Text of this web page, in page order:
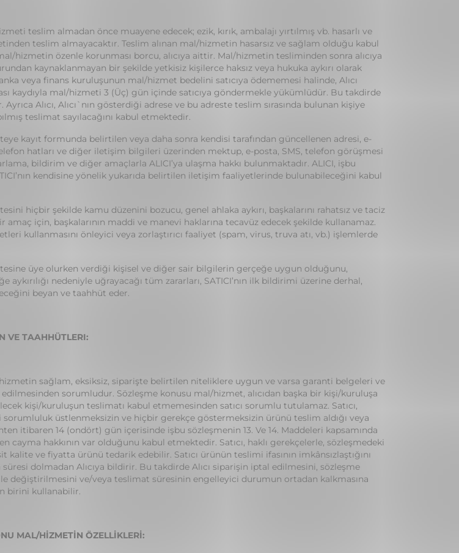
teslim almadan önce muayene edecek; ezik, kırık, ambalajı yırtılmış vb. hasarlı ve
teslim almayacaktır. Teslim alınan mal/hizmetin hasarsız ve sağlam olduğu kabul
hizmetin özenle korunması borcu, alıcıya aittir. Mal/hizmetin tesliminden sonra alıcıya
kaynaklanmayan bir şekilde yetkisiz kişilerce haksız veya hukuka aykırı olarak
veya finans kuruluşunun mal/hizmet bedelini satıcıya ödememesi halinde, Alıcı
kaydıyla mal/hizmeti 3 (Üç) gün içinde satıcıya göndermekle yükümlüdür. Bu takdirde
Alıcı, Alıcı`nın gösterdiği adrese ve bu adreste teslim sırasında bulunan kişiye
teslimat sayılacağını kabul etmektedir.
kayıt formunda belirtilen veya daha sonra kendisi tarafından güncellenen adresi, e-
hatları ve diğer iletişim bilgileri üzerinden mektup, e-posta, SMS, telefon görüşmesi
bildirim ve diğer amaçlarla ALICI’ya ulaşma hakkı bulunmaktadır. ALICI, işbu
kendisine yönelik yukarıda belirtilen iletişim faaliyetlerinde bulunabileceğini kabul
hiçbir şekilde kamu düzenini bozucu, genel ahlaka aykırı, başkalarını rahatsız ve taciz
amaç için, başkalarının maddi ve manevi haklarına tecavüz edecek şekilde kullanamaz.
kullanmasını önleyici veya zorlaştırıcı faaliyet (spam, virus, truva atı, vb.) işlemlerde
üye olurken verdiği kişisel ve diğer sair bilgilerin gerçeğe uygun olduğunu,
aykırılığı nedeniyle uğrayacağı tüm zararları, SATICI’nın ilk bildirimi üzerine derhal,
beyan ve taahhüt eder.
VE TAAHHÜTLERI:
hizmetin sağlam, eksiksiz, siparişte belirtilen niteliklere uygun ve varsa garanti belgeleri ve
edilmesinden sorumludur. Sözleşme konusu mal/hizmet, alıcıdan başka bir kişi/kuruluşa
kişi/kuruluşun teslimatı kabul etmemesinden satıcı sorumlu tutulamaz. Satıcı,
sorumluluk üstlenmeksizin ve hiçbir gerekçe göstermeksizin ürünü teslim aldığı veya
itibaren 14 (ondört) gün içerisinde işbu sözleşmenin 13. Ve 14. Maddeleri kapsamında
cayma hakkının var olduğunu kabul etmektedir. Satıcı, haklı gerekçelerle, sözleşmedeki
kalite ve fiyatta ürünü tedarik edebilir. Satıcı ürünün teslimi ifasının imkânsızlaştığını
dolmadan Alıcıya bildirir. Bu takdirde Alıcı siparişin iptal edilmesini, sözleşme
değiştirilmesini ve/veya teslimat süresinin engelleyici durumun ortadan kalkmasına
birini kullanabilir.
MAL/HİZMETİN ÖZELLİKLERİ: